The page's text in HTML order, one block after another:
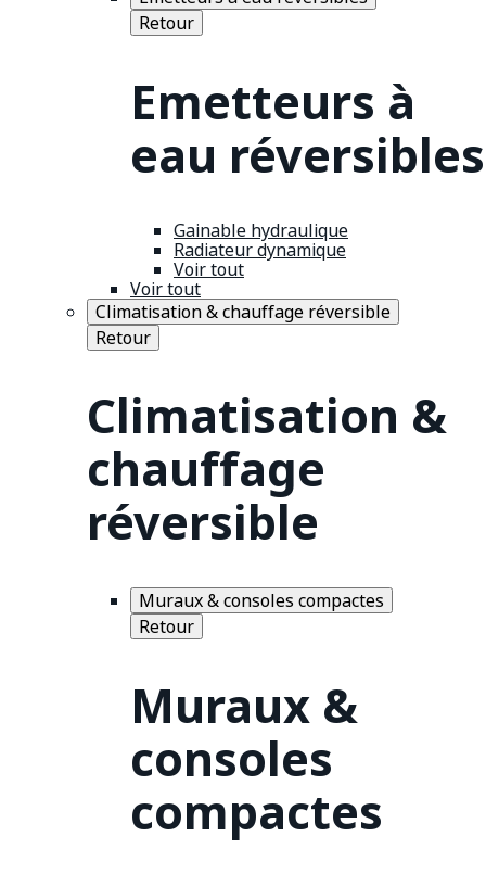
Retour
Emetteurs à
eau réversibles
Gainable hydraulique
Radiateur dynamique
Voir tout
Voir tout
Climatisation & chauffage réversible
Retour
Climatisation &
chauffage
réversible
Muraux & consoles compactes
Retour
Muraux &
consoles
compactes